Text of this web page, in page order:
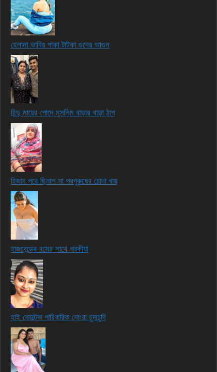
হেলানা ভাবির পাকা টাটকা গুদের আগুন
হিন্দু মায়ের পোদে মুসলিম বাড়ার খাড়া ঠাপ
হিজাব পরে ছিনাল মা পরপুরুষের চোদা খায়
হাজবেন্ডের বসের সাথে পরকীয়া
হাই ভোল্টেজ পারিবারিক নোংরা চুদাচুদি